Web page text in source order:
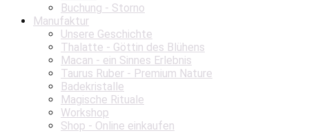
Buchung - Storno
Manufaktur
Unsere Geschichte
Thalatte - Göttin des Blühens
Macan - ein Sinnes Erlebnis
Taurus Ruber - Premium Nature
Badekristalle
Magische Rituale
Workshop
Shop - Online einkaufen